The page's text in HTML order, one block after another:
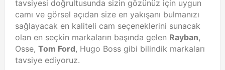
tavsiyesi doğrultusunda sizin gözünüz için uygun
camı ve görsel açıdan size en yakışanı bulmanızı
sağlayacak en kaliteli cam seçeneklerini sunacak
olan en seçkin markaların başında gelen Rayban,
Osse, Tom Ford, Hugo Boss gibi bilindik markaları
tavsiye ediyoruz.